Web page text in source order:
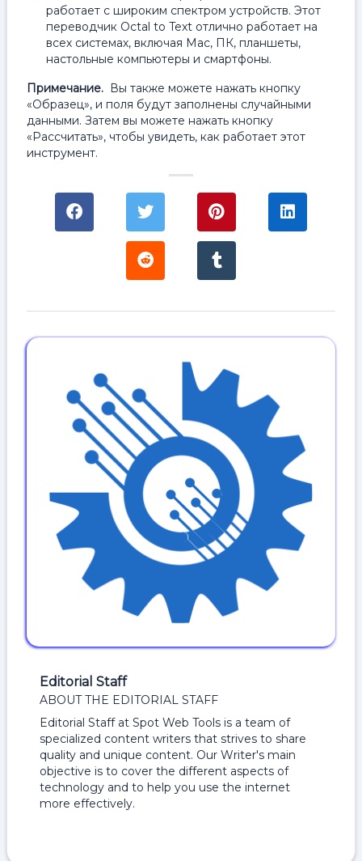
работает с широким спектром устройств. Этот
переводчик Octal to Text отлично работает на
всех системах, включая Mac, ПК, планшеты,
настольные компьютеры и смартфоны.
Примечание. Вы также можете нажать кнопку
«Образец», и поля будут заполнены случайными
данными. Затем вы можете нажать кнопку
«Рассчитать», чтобы увидеть, как работает этот
инструмент.
Editorial Staff
ABOUT THE EDITORIAL STAFF
Editorial Staff at Spot Web Tools is a team of
specialized content writers that strives to share
quality and unique content. Our Writer's main
objective is to cover the different aspects of
technology and to help you use the internet
more effectively.